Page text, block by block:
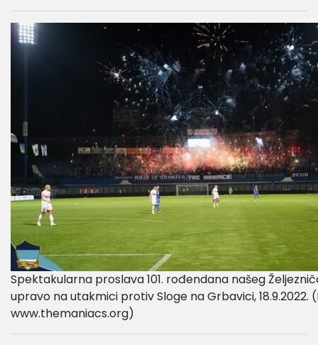
Spektakularna proslava 101. rođendana našeg
upravo na utakmici protiv Sloge na Grbavici, 18.9.2022.
www.themaniacs.org)